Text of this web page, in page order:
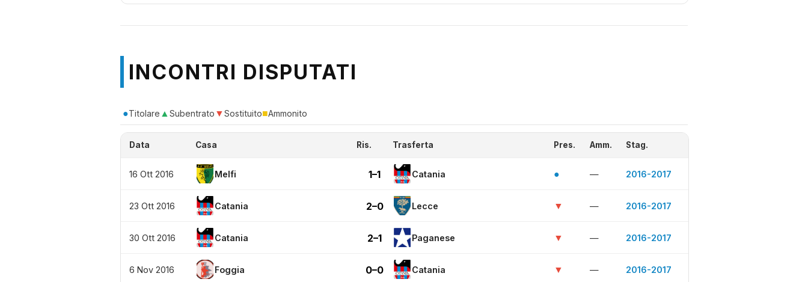
INCONTRI DISPUTATI
●Titolare ▲Subentrato ▼Sostituito■Ammonito
Data Casa Ris. Trasferta Pres. Amm. Stag.
16 Ott 2016 Melfi 1–1 Catania ● — 2016-2017
23 Ott 2016 Catania 2–0 Lecce ▼ — 2016-2017
30 Ott 2016 Catania 2–1 Paganese ▼ — 2016-2017
6 Nov 2016 Foggia 0–0 Catania ▼ — 2016-2017